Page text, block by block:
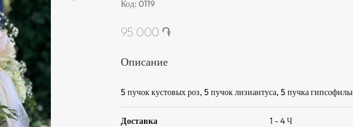
Код: 0119
95 000 ֏
Описание
5 пучок кустовых роз, 5 пучок лизиантуса, 5 пучка гипсофилы
Доставка
1 - 4 Ч